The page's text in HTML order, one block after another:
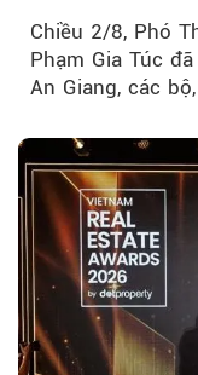
Chiều 2/8, Phó
Phạm Gia Túc
An Giang, các